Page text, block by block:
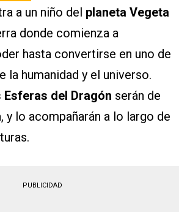
a un niño del planeta Vegeta
donde comienza a
hasta convertirse en uno de
la humanidad y el universo.
Esferas del Dragón serán de
y lo acompañarán a lo largo de
PUBLICIDAD